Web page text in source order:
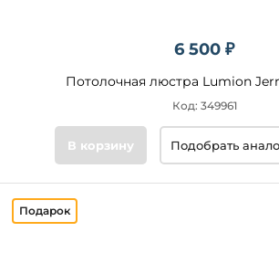
6 500 ₽
Потолочная люстра Lumion
Код: 349961
В корзину Подобрать